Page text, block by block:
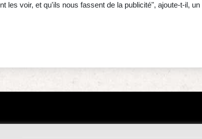
les voir, et qu'ils nous fassent de la publicité", ajoute-t-il, un